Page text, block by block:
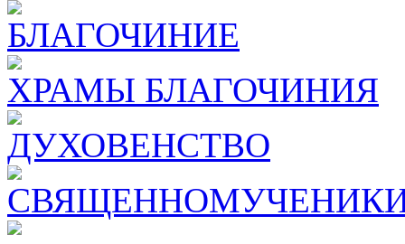
БЛАГОЧИНИЕ
ХРАМЫ БЛАГОЧИНИЯ
ДУХОВЕНСТВО